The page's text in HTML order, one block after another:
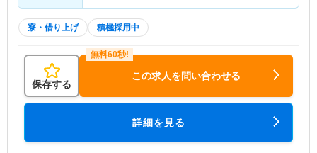
センター 【リハビリテーション】 ・福岡クリニッ
ク通所リハビリテーションセンター ・関原クリニ
ック通所リハビリテーションセンター ・梅田診療
所通所リハビリテーションセンター ・赤羽岩淵病
病院情報補足
「在宅での医療（cure）と看護・介護（care）」を
寮・借り上げ 積極採用中
保存する
この求人を問い合わせる
詳細を見る